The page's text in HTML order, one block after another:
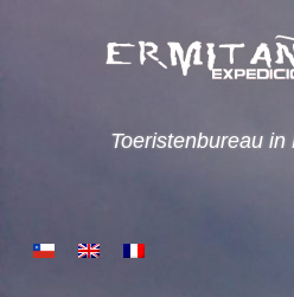
Toeristenbureau